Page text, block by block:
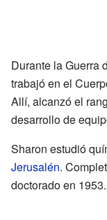
Durante la Guerra
trabajó en el
Allí, alcanzó el
desarrollo de
Sharon estudió
Jerusalén.
doctorado en 1953.